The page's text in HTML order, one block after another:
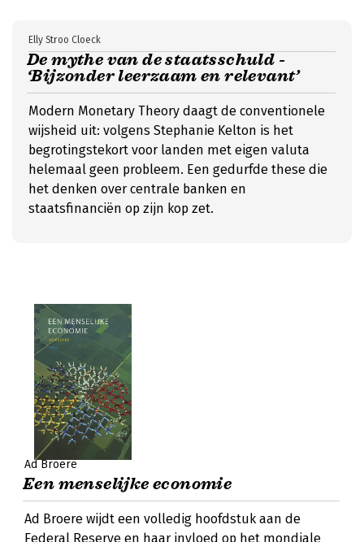
De mythe van de staatsschuld -
‘Bijzonder leerzaam en relevant’
Elly Stroo Cloeck
Modern Monetary Theory daagt de conventionele
wijsheid uit: volgens Stephanie Kelton is het
begrotingstekort voor landen met eigen valuta
helemaal geen probleem. Een gedurfde these die
het denken over centrale banken en
staatsfinanciën op zijn kop zet.
Ad Broere
Een menselijke economie
Ad Broere wijdt een volledig hoofdstuk aan de
Federal Reserve en haar invloed op het mondiale